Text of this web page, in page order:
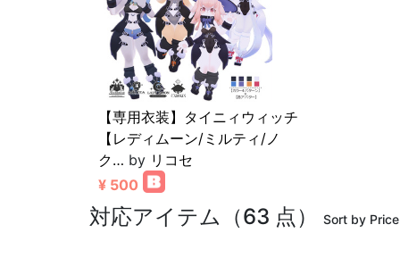
【専用衣装】タイニィウィッチ
【レディムーン/ミルティ/ノ
ク… by リコセ
¥ 500
対応アイテム（63 点） Sort by Price